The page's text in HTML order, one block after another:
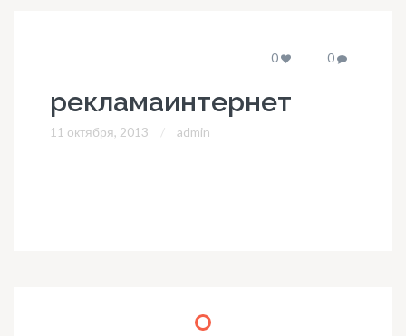
0 0
рекламаинтернет
11 октября, 2013 admin